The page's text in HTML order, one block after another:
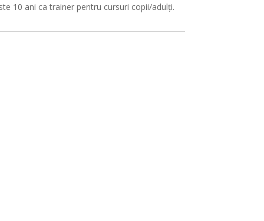
10 ani ca trainer pentru cursuri copii/adulți.